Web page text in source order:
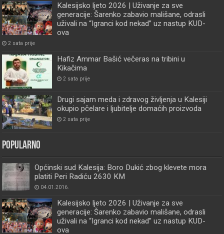
Kalesijsko ljeto 2026 | Uživanje za sve
generacije: Šarenko zabavio mališane, odrasli
uživali na “Igranci kod nekad” uz nastup KUD-
ova
2 sata prije
Hafiz Ammar Bašić večeras na tribini u
Kikačima
2 sata prije
Drugi sajam meda i zdravog življenja u Kalesiji
okupio pčelare i ljubitelje domaćih proizvoda
2 sata prije
Popularno
Općinski sud Kalesija: Boro Dukić zbog klevete mora
platiti Peri Radiću 2630 KM
04.01.2016.
Kalesijsko ljeto 2026 | Uživanje za sve
generacije: Šarenko zabavio mališane, odrasli
uživali na “Igranci kod nekad” uz nastup KUD-
ova